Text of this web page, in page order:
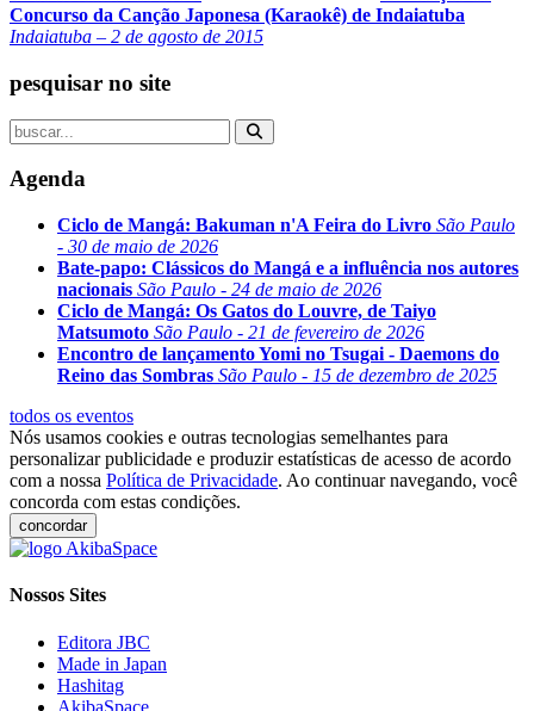
Concurso da Canção Japonesa (Karaokê) de Indaiatuba
Indaiatuba – 2 de agosto de 2015
pesquisar no site
Agenda
Ciclo de Mangá: Bakuman n'A Feira do Livro São Paulo
- 30 de maio de 2026
Bate-papo: Clássicos do Mangá e a influência nos autores
nacionais São Paulo - 24 de maio de 2026
Ciclo de Mangá: Os Gatos do Louvre, de Taiyo
Matsumoto São Paulo - 21 de fevereiro de 2026
Encontro de lançamento Yomi no Tsugai - Daemons do
Reino das Sombras São Paulo - 15 de dezembro de 2025
todos os eventos
Nós usamos cookies e outras tecnologias semelhantes para
personalizar publicidade e produzir estatísticas de acesso de acordo
com a nossa Política de Privacidade. Ao continuar navegando, você
concorda com estas condições.
concordar
Nossos Sites
Editora JBC
Made in Japan
Hashitag
AkibaSpace